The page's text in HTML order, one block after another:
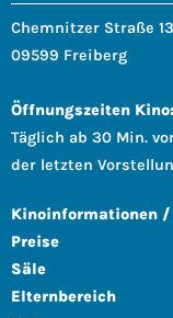
Chemnitzer Straße
09599 Freiberg
Öffnungszeiten Kino:
Täglich ab 30 Min.
der letzten
Kinoinformationen
Preise
Säle
Elternbereich